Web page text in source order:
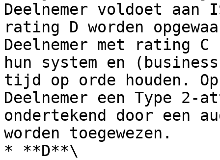
Deelnemer voldoet aan
rating D worden
Deelnemer met rating
hun system en
tijd op orde houden.
Deelnemer een Type
ondertekend door een
worden toegewezen.
* **D**\